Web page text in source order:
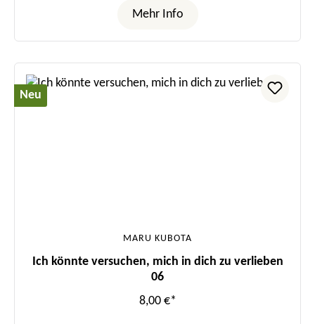
Mehr Info
Neu
MARU KUBOTA
Ich könnte versuchen, mich in dich zu verlieben
06
8,00 €*